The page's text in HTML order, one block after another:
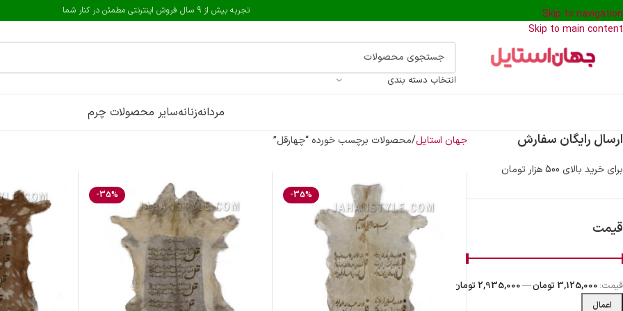
Skip to navigation
Skip to main content
تجربه بیش از 9 سال فروش اینترنتی مطمئن در کنار شما
انتخاب دسته بندی
مردانهزنانهسایر محصولات چرم
ارسال رایگان سفارش
برای خرید بالای 500 هزار تومان
قیمت
اعمال
قیمت: 3,125,000 تومان —2,935,000 تومان
جهان استایل محصولات برچسب خورده “چهارقل”
-35%
-35%